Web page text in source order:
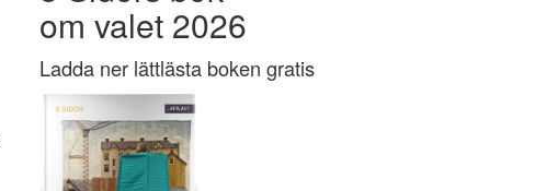
om valet 2026
Ladda ner lättlästa boken gratis